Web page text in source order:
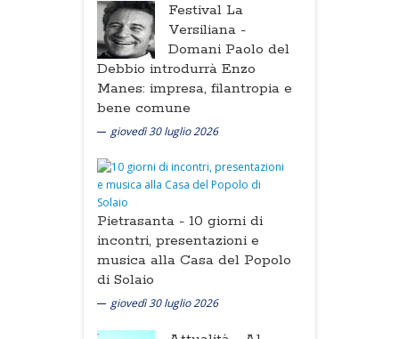
Festival La
Versiliana -
Domani Paolo del
Debbio introdurrà Enzo
Manes: impresa, filantropia e
bene comune
giovedì 30 luglio 2026
Pietrasanta - 10 giorni di
incontri, presentazioni e
musica alla Casa del Popolo
di Solaio
giovedì 30 luglio 2026